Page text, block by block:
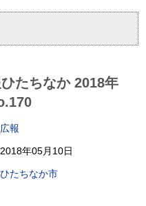
たちなか 2018年
広報
2018年05月10日
ひたちなか市